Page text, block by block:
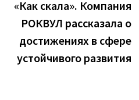
«Как скала». Компания
РОКВУЛ рассказала о
достижениях в сфере
устойчивого развития